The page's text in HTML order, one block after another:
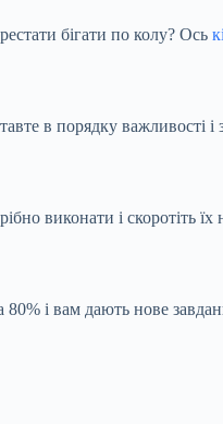
бігати по колу? Ось
в порядку
виконати і скоротіть їх
і вам дають нове